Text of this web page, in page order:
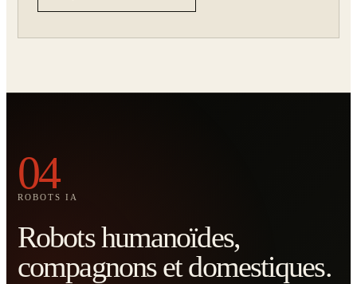
04
ROBOTS IA
Robots humanoïdes,
compagnons et domestiques.